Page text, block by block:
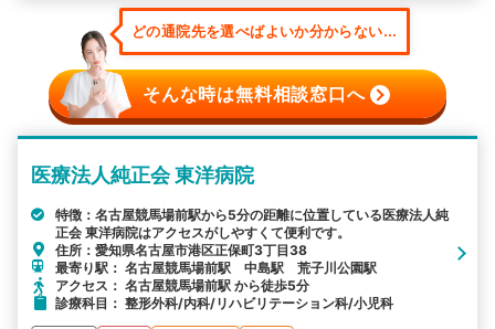
どの通院先を選べばよいか分からない...
そんな時は無料相談窓口へ
医療法人純正会 東洋病院
特徴：名古屋競馬場前駅から5分の距離に位置している医療法人純
正会 東洋病院はアクセスがしやすくて便利です。
住所：愛知県名古屋市港区正保町3丁目38
最寄り駅： 名古屋競馬場前駅 中島駅 荒子川公園駅
アクセス： 名古屋競馬場前駅 から徒歩5分
診療科目： 整形外科/内科/リハビリテーション科/小児科